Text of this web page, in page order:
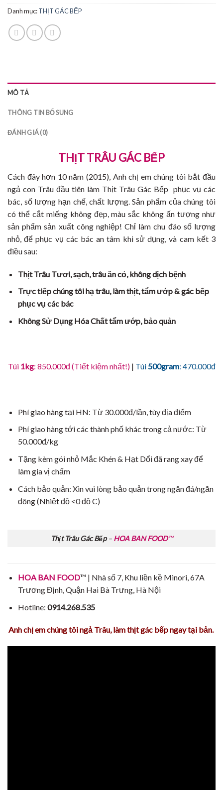
Danh mục:THỊT GÁC BẾP
MÔ TẢ
THÔNG TIN BỔ SUNG
ĐÁNH GIÁ (0)
THỊT TRÂU GÁC BẾP
Cách đây hơn 10 năm (2015), Anh chị em chúng tôi bắt đầu
ngả con Trâu đầu tiên làm Thịt Trâu Gác Bếp phục vụ các
bác, số lượng hạn chế, chất lượng. Sản phẩm của chúng tôi
có thể cắt miếng không đẹp, màu sắc không ấn tượng như
sản phẩm sản xuất công nghiệp! Chỉ làm chu đáo số lượng
nhỏ, để phục vụ các bác an tâm khi sử dụng, và cam kết 3
điều sau:
Thịt Trâu Tươi, sạch, trâu ăn cỏ, không dịch bệnh
Trực tiếp chúng tôi hạ trâu, làm thịt, tẩm ướp & gác bếp
phục vụ các bác
Không Sử Dụng Hóa Chất tẩm ướp, bảo quản
Túi 1kg: 850.000đ (Tiết kiệm nhất!)| Túi500gram: 470.000đ
Phí giao hàng tại HN: Từ 30.000đ/lần, tùy địa điểm
Phí giao hàng tới các thành phố khác trong cả nước: Từ
50.000đ/kg
Tặng kèm gói nhỏ Mắc Khén & Hạt Dổi đã rang xay để
làm gia vị chấm
Cách bảo quản: Xin vui lòng bảo quản trong ngăn đá/ngăn
đông (Nhiệt độ <0 độ C)
Thịt Trâu Gác Bếp– HOA BAN FOOD™
HOA BAN FOOD™ | Nhà số 7, Khu liền kề Minori, 67A
Trương Định, Quận Hai Bà Trưng, Hà Nội
Hotline: 0914.268.535
Anh chị em chúng tôi ngả Trâu, làm thịt gác bếp ngay tại bản.